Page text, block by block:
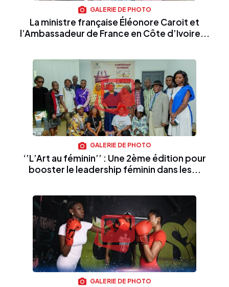
GALERIE DE PHOTO
La ministre française Éléonore Caroit et
l’Ambassadeur de France en Côte d’Ivoire...
GALERIE DE PHOTO
‘’L’Art au féminin’’ : Une 2ème édition pour
booster le leadership féminin dans les...
GALERIE DE PHOTO